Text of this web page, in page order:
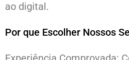
ao digital.
Por que Escolher Nossos